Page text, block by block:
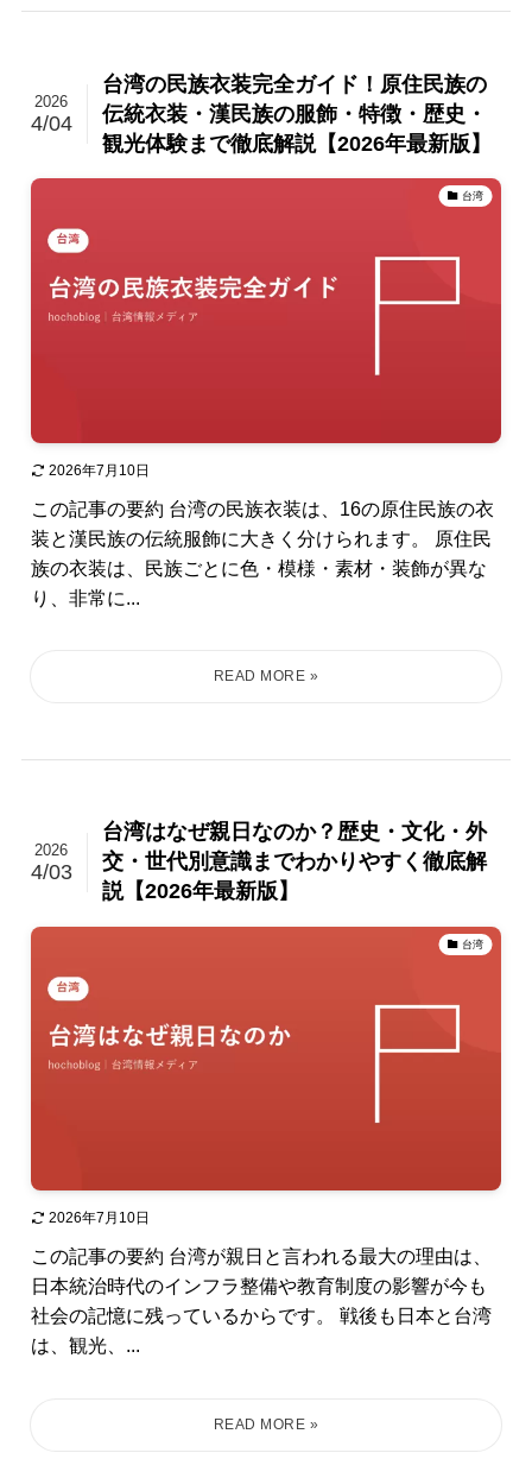
台湾の民族衣装完全ガイド！原住民族の
伝統衣装・漢民族の服飾・特徴・歴史・
観光体験まで徹底解説【2026年最新版】
2026
4/04
台湾
2026年7月10日
この記事の要約 台湾の民族衣装は、16の原住民族の衣
装と漢民族の伝統服飾に大きく分けられます。 原住民
族の衣装は、民族ごとに色・模様・素材・装飾が異な
り、非常に...
台湾はなぜ親日なのか？歴史・文化・外
交・世代別意識までわかりやすく徹底解
説【2026年最新版】
2026
4/03
台湾
2026年7月10日
この記事の要約 台湾が親日と言われる最大の理由は、
日本統治時代のインフラ整備や教育制度の影響が今も
社会の記憶に残っているからです。 戦後も日本と台湾
は、観光、...